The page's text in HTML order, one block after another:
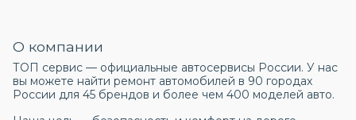
О компании
ТОП сервис — официальные автосервисы России. У нас
вы можете найти ремонт автомобилей в 90 городах
России для 45 брендов и более чем 400 моделей авто.